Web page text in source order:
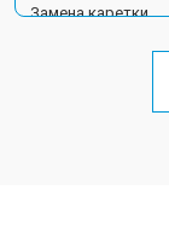
Замена каретки
Замена блока